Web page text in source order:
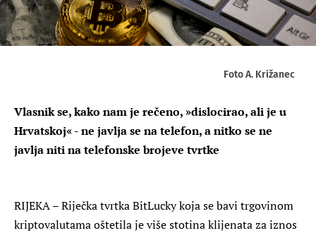
Foto A. Križanec
Vlasnik se, kako nam je rečeno, »dislocirao, ali je u
Hrvatskoj« - ne javlja se na telefon, a nitko se ne
javlja niti na telefonske brojeve tvrtke
RIJEKA – Riječka tvrtka BitLucky koja se bavi trgovinom
kriptovalutama oštetila je više stotina klijenata za iznos